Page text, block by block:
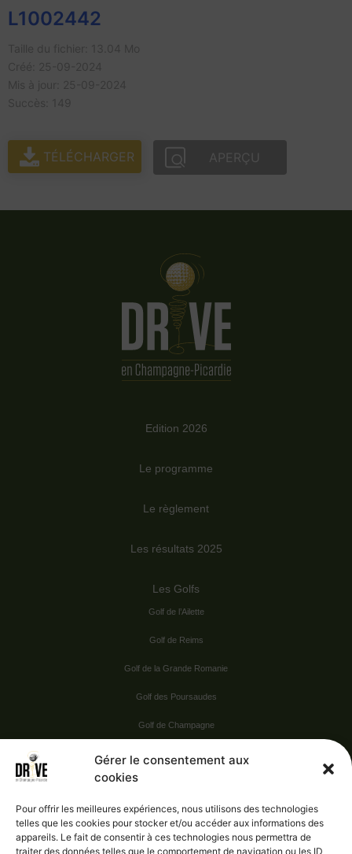
Gérer le consentement aux
cookies
Pour offrir les meilleures expériences, nous utilisons des technologies
telles que les cookies pour stocker et/ou accéder aux informations des
appareils. Le fait de consentir à ces technologies nous permettra de
traiter des données telles que le comportement de navigation ou les ID
L1002442
TÉLÉCHARGER APERÇU
Edition 2026
Le programme
Le règlement
Les résultats 2025
Les Golfs
Golf de l’Ailette
Golf de Reims
Golf de la Grande Romanie
Golf des Poursaudes
Golf de Champagne
Vie pratique